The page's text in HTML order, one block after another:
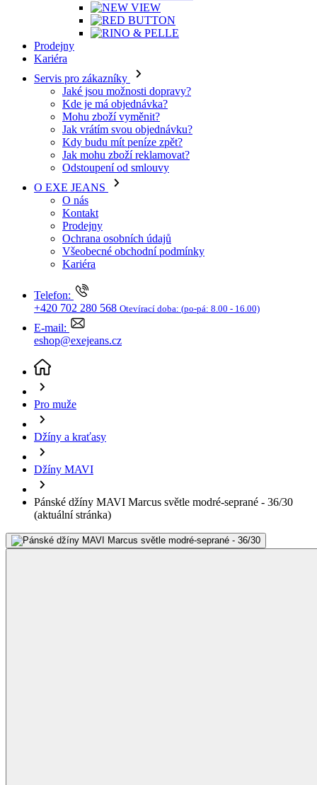
Prodejny
Kariéra
Servis pro zákazníky
Jaké jsou možnosti dopravy?
Kde je má objednávka?
Mohu zboží vyměnit?
Jak vrátím svou objednávku?
Kdy budu mít peníze zpět?
Jak mohu zboží reklamovat?
Odstoupení od smlouvy
O EXE JEANS
O nás
Kontakt
Prodejny
Ochrana osobních údajů
Všeobecné obchodní podmínky
Kariéra
Telefon:
+420 702 280 568 Otevírací doba: (po-pá: 8.00 - 16.00)
E-mail:
eshop@exejeans.cz
Pro muže
Džíny a kraťasy
Džíny MAVI
Pánské džíny MAVI Marcus světle modré-seprané - 36/30
(aktuální stránka)